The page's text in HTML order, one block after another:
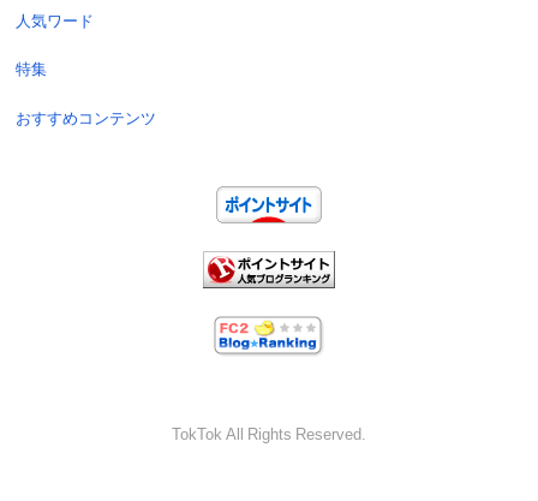
人気ワード
特集
おすすめコンテンツ
TokTok All Rights Reserved.